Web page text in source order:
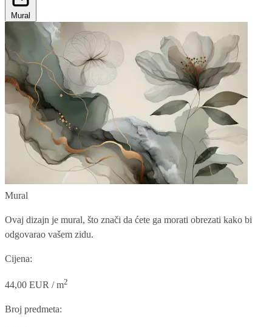
Mural
Mural
Ovaj dizajn je mural, što znači da ćete ga morati obrezati kako bi
odgovarao vašem zidu.
Cijena:
44,00 EUR / m2
Broj predmeta: